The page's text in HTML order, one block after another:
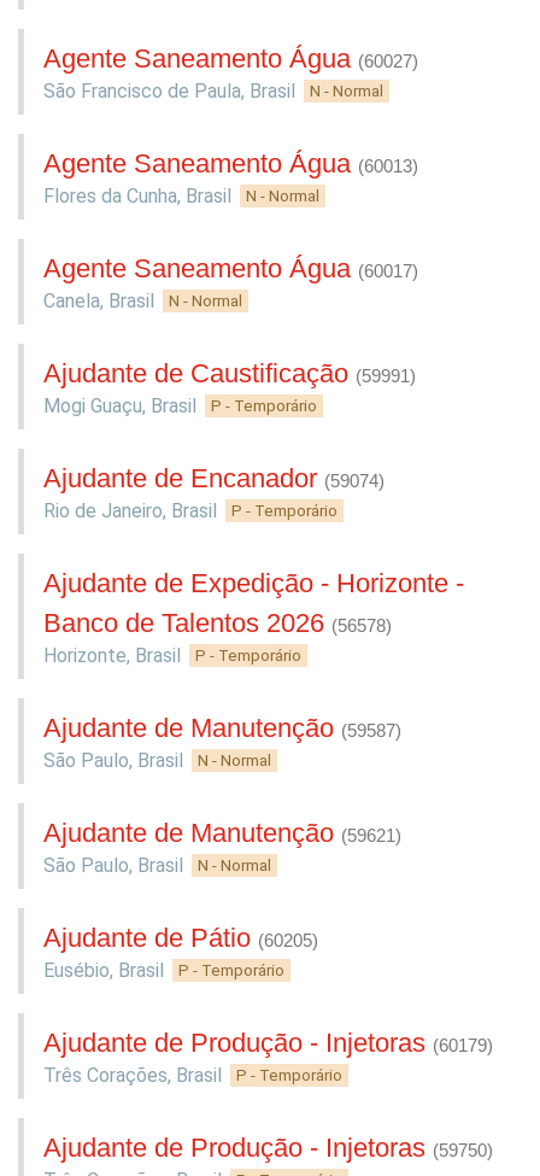
Agente Saneamento Água (60027)
São Francisco de Paula, Brasil N - Normal
Agente Saneamento Água (60013)
Flores da Cunha, Brasil N - Normal
Agente Saneamento Água (60017)
Canela, Brasil N - Normal
Ajudante de Caustificação (59991)
Mogi Guaçu, Brasil P - Temporário
Ajudante de Encanador (59074)
Rio de Janeiro, Brasil P - Temporário
Ajudante de Expedição - Horizonte -
Banco de Talentos 2026 (56578)
Horizonte, Brasil P - Temporário
Ajudante de Manutenção (59587)
São Paulo, Brasil N - Normal
Ajudante de Manutenção (59621)
São Paulo, Brasil N - Normal
Ajudante de Pátio (60205)
Eusébio, Brasil P - Temporário
Ajudante de Produção - Injetoras (60179)
Três Corações, Brasil P - Temporário
Ajudante de Produção - Injetoras (59750)